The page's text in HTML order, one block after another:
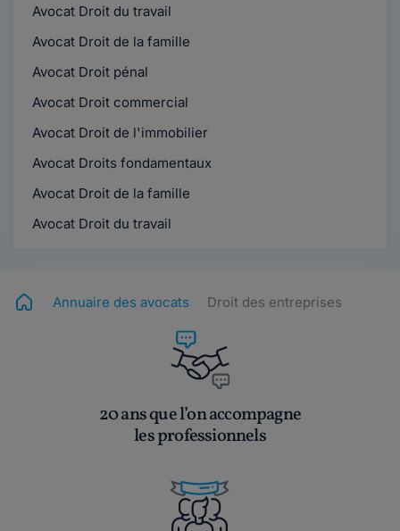
Avocat Droit du travail
Avocat Droit de la famille
Avocat Droit pénal
Avocat Droit commercial
Avocat Droit de l'immobilier
Avocat Droits fondamentaux
Avocat Droit de la famille
Avocat Droit du travail
Annuaire des avocats Droit des entreprises
20 ans que l’on accompagne
les professionnels